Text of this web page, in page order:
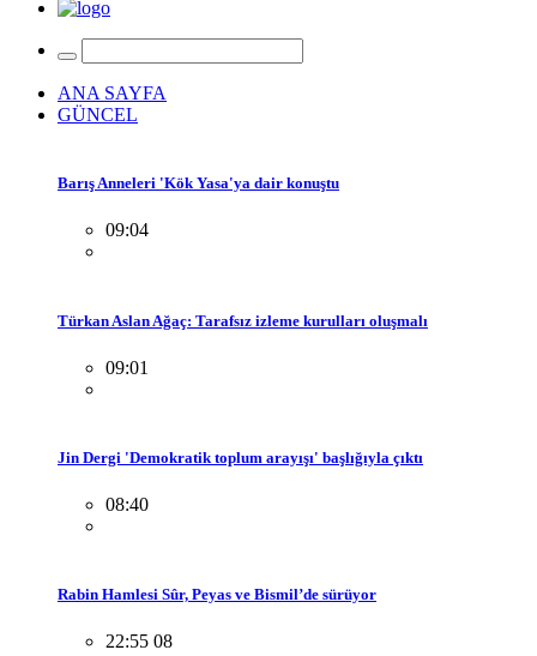
ANA SAYFA
GÜNCEL
Barış Anneleri 'Kök Yasa'ya dair konuştu
09:04
Türkan Aslan Ağaç: Tarafsız izleme kurulları oluşmalı
09:01
Jin Dergi 'Demokratik toplum arayışı' başlığıyla çıktı
08:40
Rabin Hamlesi Sûr, Peyas ve Bismil’de sürüyor
22:55 08